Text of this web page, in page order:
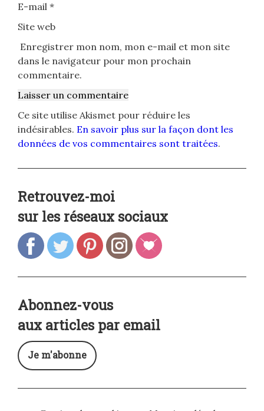
E-mail *
Site web
Enregistrer mon nom, mon e-mail et mon site
dans le navigateur pour mon prochain
commentaire.
Ce site utilise Akismet pour réduire les
indésirables. En savoir plus sur la façon dont les
données de vos commentaires sont traitées.
Retrouvez-moi
sur les réseaux sociaux
Abonnez-vous
aux articles par email
Je m'abonne